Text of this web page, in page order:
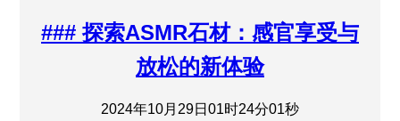
### 探索ASMR石材：感官享受与
放松的新体验
2024年10月29日01时24分01秒